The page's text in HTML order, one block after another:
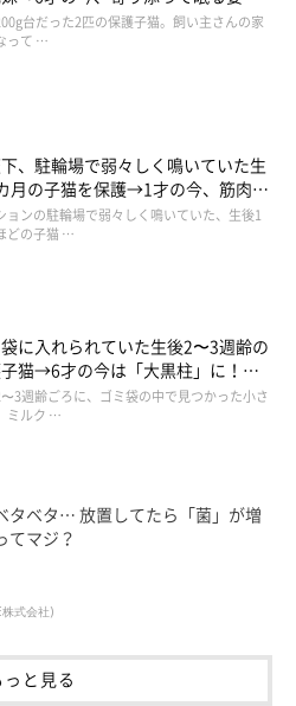
り！
台だった2匹の保護子猫。飼い主さんの家
って …
、駐輪場で弱々しく鳴いていた生
月の子猫を保護→1才の今、筋肉質
デレなコに成長
ョンの駐輪場で弱々しく鳴いていた、生後1
どの子猫 …
に入れられていた生後2〜3週齢の
猫→6才の今は「大黒柱」に！
黒猫に成長した姿にグッとくる
3週齢ごろに、ゴミ袋の中で見つかった小さ
ミルク …
タベタ… 放置してたら「菌」が増
てマジ？
株式会社)
っと見る